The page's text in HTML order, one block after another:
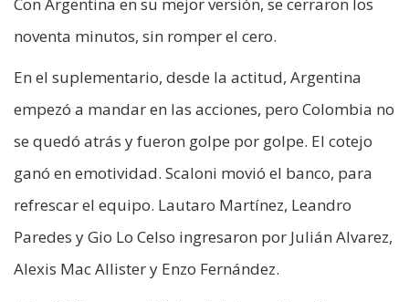
noventa minutos, sin romper el cero.
En el suplementario, desde la actitud, Argentina
empezó a mandar en las acciones, pero Colombia no
se quedó atrás y fueron golpe por golpe. El cotejo
ganó en emotividad. Scaloni movió el banco, para
refrescar el equipo. Lautaro Martínez, Leandro
Paredes y Gio Lo Celso ingresaron por Julián Alvarez,
Alexis Mac Allister y Enzo Fernández.